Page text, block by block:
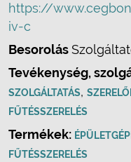
https://
iv-c
Besorolás
Tevékenység,
SZOLGÁLTATÁS,
FŰTÉSSZERELÉS
Termékek:
FŰTÉSSZERELÉS